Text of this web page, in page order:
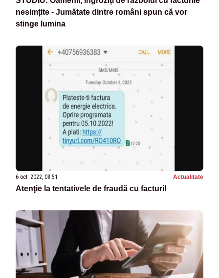
nesimțite - Jumătate dintre români spun că vor
stinge lumina
6 oct. 2022, 08:51 Actualitate
Atenţie la tentativele de fraudă cu facturi!